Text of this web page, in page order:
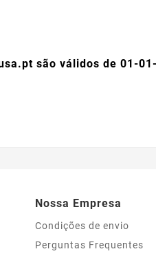
são válidos de 01-
Nossa Empresa
Condições de envio
Perguntas Frequentes